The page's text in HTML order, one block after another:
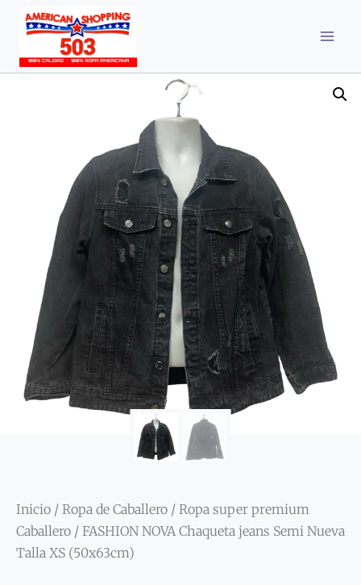
Inicio / Ropa de Caballero / Ropa super premium
Caballero / FASHION NOVA Chaqueta jeans Semi Nueva
Talla XS (50x63cm)